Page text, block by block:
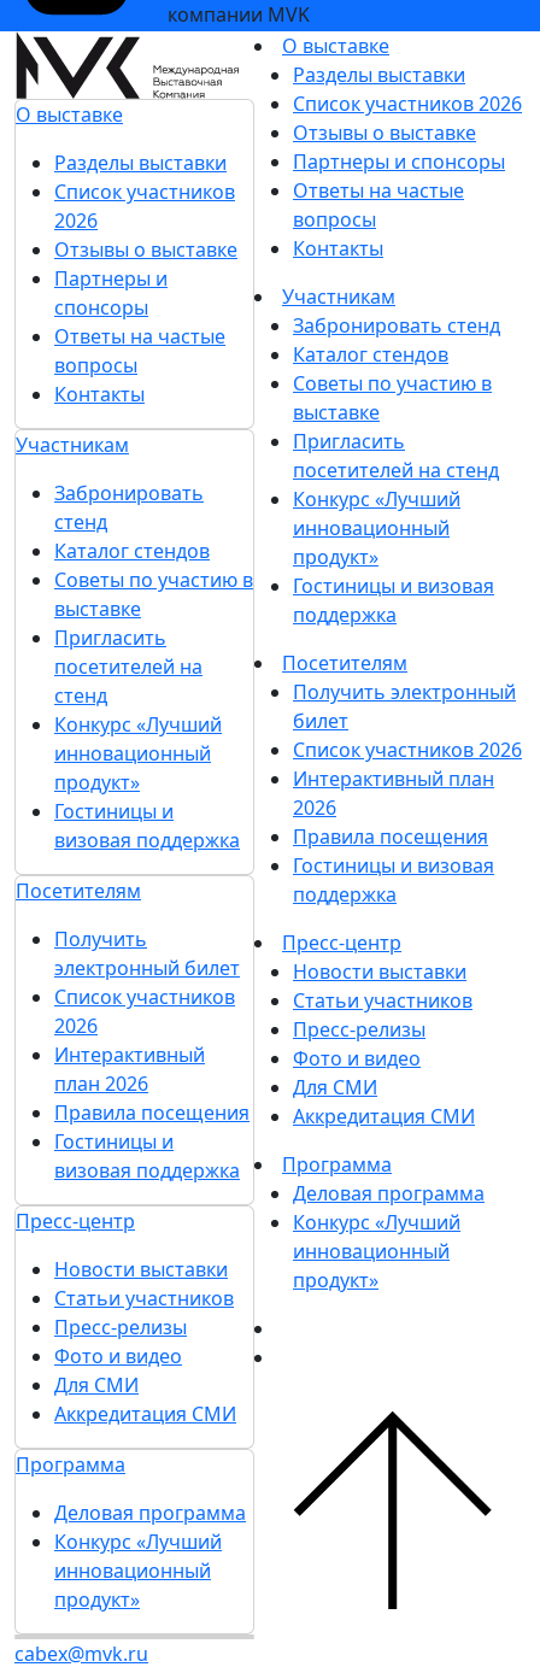
компании MVK
О выставке
Разделы выставки
Список участников
2026
Отзывы о выставке
Партнеры и
спонсоры
Ответы на частые
вопросы
Контакты
Участникам
Забронировать
стенд
Каталог стендов
Советы по участию в
выставке
Пригласить
посетителей на
стенд
Конкурс «Лучший
инновационный
продукт»
Гостиницы и
визовая поддержка
Посетителям
Получить
электронный билет
Список участников
2026
Интерактивный
план 2026
Правила посещения
Гостиницы и
визовая поддержка
Пресс-центр
Новости выставки
Статьи участников
Пресс-релизы
Фото и видео
Для СМИ
Аккредитация СМИ
Программа
Деловая программа
Конкурс «Лучший
инновационный
продукт»
cabex@mvk.ru
О выставке
Разделы выставки
Список участников 2026
Отзывы о выставке
Партнеры и спонсоры
Ответы на частые
вопросы
Контакты
Участникам
Забронировать стенд
Каталог стендов
Советы по участию в
выставке
Пригласить
посетителей на стенд
Конкурс «Лучший
инновационный
продукт»
Гостиницы и визовая
поддержка
Посетителям
Получить электронный
билет
Список участников 2026
Интерактивный план
2026
Правила посещения
Гостиницы и визовая
поддержка
Пресс-центр
Новости выставки
Статьи участников
Пресс-релизы
Фото и видео
Для СМИ
Аккредитация СМИ
Программа
Деловая программа
Конкурс «Лучший
инновационный
продукт»